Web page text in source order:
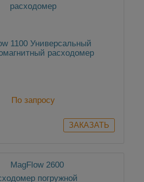
1100 Универсальный
расходомер
По запросу